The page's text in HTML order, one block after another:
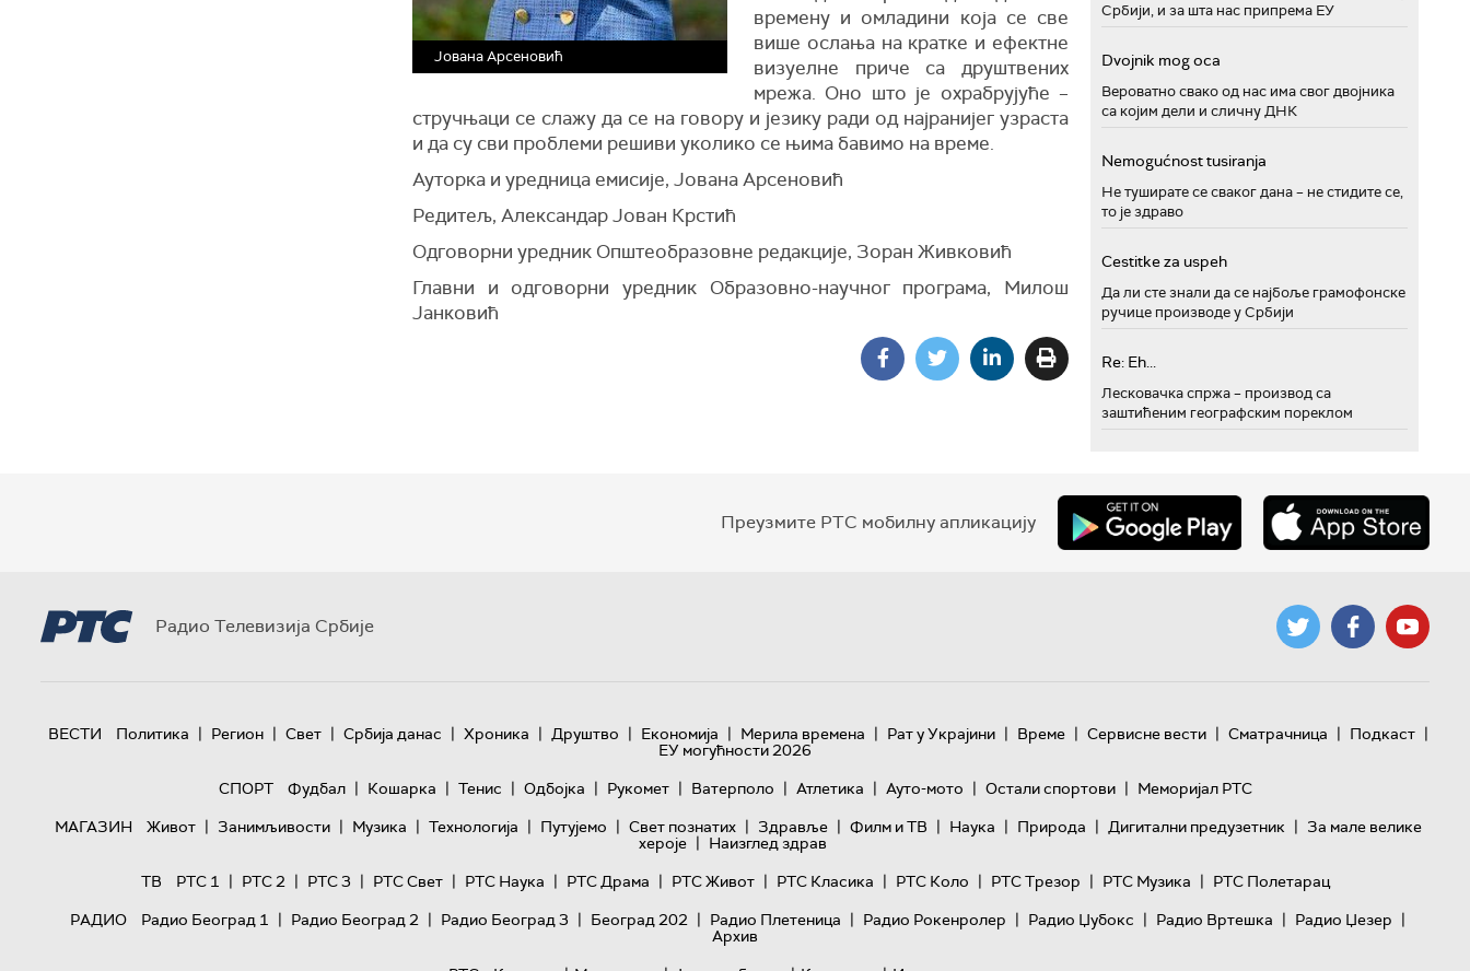
Јована Арсеновић
времену и омладини која се све
више ослања на кратке и ефектне
визуелне приче са друштвених
мрежа. Оно што је охрабрујуће –
стручњаци се слажу да се на говору и језику ради од најранијег узраста
и да су сви проблеми решиви уколико се њима бавимо на време.
Ауторка и уредница емисије, Јована Арсеновић
Редитељ, Александар Јован Крстић
Одговорни уредник Општеобразовне редакције, Зоран Живковић
Главни и одговорни уредник Образовно-научног програма, Милош
Јанковић
Србији, и за шта нас припрема ЕУ
Dvojnik mog oca
Вероватно свако од нас има свог двојника
са којим дели и сличну ДНК
Nemogućnost tusiranja
Не туширате се сваког дана – не стидите се,
то је здраво
Cestitke za uspeh
Да ли сте знали да се најбоље грамофонске
ручице производе у Србији
Re: Eh...
Лесковачка спржа – производ са
заштићеним географским пореклом
Преузмите РТС мобилну апликацију
Радио Телевизија Србије
ВЕСТИ Политика | Регион | Свет | Србија данас | Хроника | Друштво | Економија | Мерила времена | Рат у Украјини | Време | Сервисне вести | Сматрачница | Подкаст |
ЕУ могућности 2026
СПОРТ
Фудбал | Кошарка | Тенис | Одбојка | Рукомет | Ватерполо | Атлетика | Ауто-мото | Остали спортови | Меморијал РТС
МАГАЗИН
Живот | Занимљивости | Музика | Технологијa | Путујемо | Свет познатих | Здравље | Филм и ТВ | Наука | Природа | Дигитални предузетник | За мале велике
хероје | Наизглед здрав
ТВ
РТС 1 | РТС 2 | РТС 3 | РТС Свет | РТС Наука | РТС Драма | РТС Живот | РТС Класика | РТС Коло | РТС Трезор | РТС Музика | РТС Полетарац
РАДИО
Радио Београд 1 | Радио Београд 2 | Радио Београд 3 | Београд 202 | Радио Плетеница | Радио Рокенролер | Радио Џубокс | Радио Вртешка | Радио Џезер |
Архив